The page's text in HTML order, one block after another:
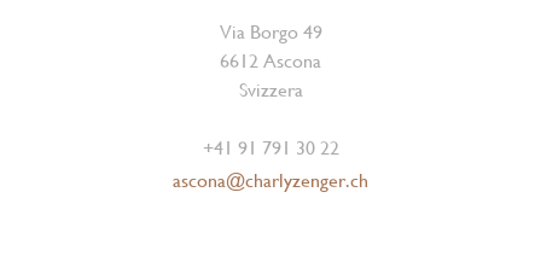
Via Borgo 49
6612 Ascona
Svizzera
+41 91 791 30 22
ascona@charlyzenger.ch